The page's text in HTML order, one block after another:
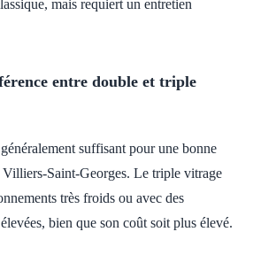
mais requiert un entretien
entre double et triple
suffisant pour une bonne
Villiers-Saint-Georges. Le triple vitrage
très froids ou avec des
bien que son coût soit plus élevé.